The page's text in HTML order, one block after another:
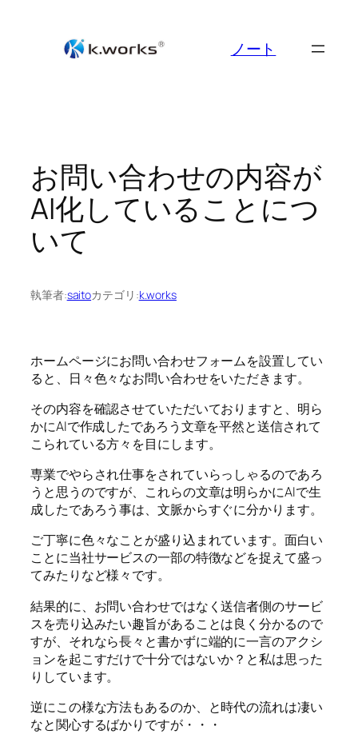
ノート
お問い合わせの内容が
AI化していることにつ
いて
執筆者:saitoカテゴリ:k.works
ホームページにお問い合わせフォームを設置してい
ると、日々色々なお問い合わせをいただきます。
その内容を確認させていただいておりますと、明ら
かにAIで作成したであろう文章を平然と送信されて
こられている方々を目にします。
専業でやらされ仕事をされていらっしゃるのであろ
うと思うのですが、これらの文章は明らかにAIで生
成したであろう事は、文脈からすぐに分かります。
ご丁寧に色々なことが盛り込まれています。面白い
ことに当社サービスの一部の特徴などを捉えて盛っ
てみたりなど様々です。
結果的に、お問い合わせではなく送信者側のサービ
スを売り込みたい趣旨があることは良く分かるので
すが、それなら長々と書かずに端的に一言のアクシ
ョンを起こすだけで十分ではないか？と私は思った
りしています。
逆にこの様な方法もあるのか、と時代の流れは凄い
なと関心するばかりですが・・・